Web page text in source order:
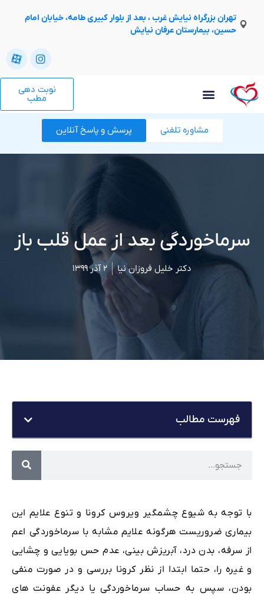
تهران بزرگراه نیایش غرب ، بعد از بلوار کبیری طامه، خیابان امام
حسین، بیمارستان عرفان نیایش
نوبت دهی
مطب
مشاوره تلفنی پرسش و پاسخ آنلاین
سرماخوردگی بعد از عمل قلب باز
دکتر خلیل فروزان نیا ۲ آذر ۱۳۹۹
با توجه به شیوع چشمگیر ویروس کرونا و تنوع علایم این
بیماری ضروریست هرگونه علایم مشابه با سرماخوردگی اعم
از سرفه، بدن درد، آبریزش بینی، عدم حس بویایی و چشایی
و غیره را، حتما ابتدا از نظر کرونا بررسی و در صورت منفی
بودن، سپس به حساب سرماخوردگی یا دیگر عفونت های
فهرست مطالب